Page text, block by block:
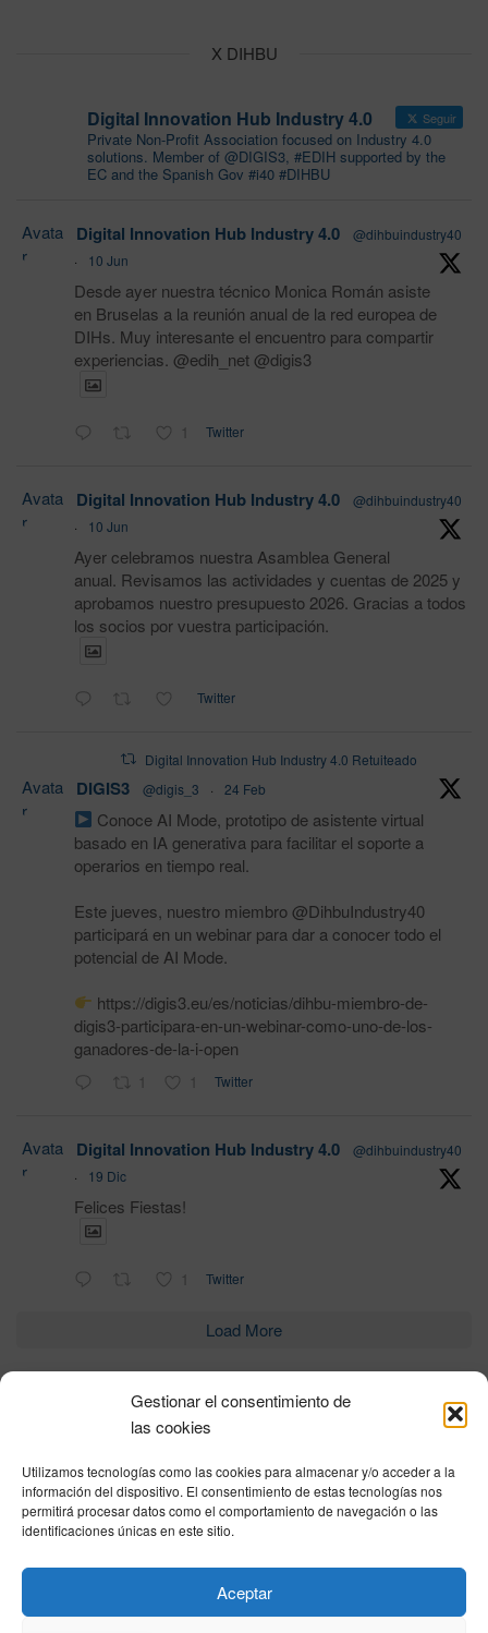
Gestionar el consentimiento de
las cookies
Utilizamos tecnologías como las cookies para almacenar y/o acceder a la
información del dispositivo. El consentimiento de estas tecnologías nos
permitirá procesar datos como el comportamiento de navegación o las
identificaciones únicas en este sitio.
Aceptar
X DIHBU
Digital Innovation Hub Industry 4.0 Seguir
Private Non-Profit Association focused on Industry 4.0
solutions. Member of @DIGIS3, #EDIH supported by the
EC and the Spanish Gov #i40 #DIHBU
Avata
r
Digital Innovation Hub Industry 4.0
@dihbuindustry40
·
10 Jun
Desde ayer nuestra técnico Monica Román asiste
en Bruselas a la reunión anual de la red europea de
DIHs. Muy interesante el encuentro para compartir
experiencias. @edih_net @digis3
1 Twitter
Avata
r
Digital Innovation Hub Industry 4.0
@dihbuindustry40
·
10 Jun
Ayer celebramos nuestra Asamblea General
anual. Revisamos las actividades y cuentas de 2025 y
aprobamos nuestro presupuesto 2026. Gracias a todos
los socios por vuestra participación.
Twitter
Digital Innovation Hub Industry 4.0 Retuiteado
Avata
r
DIGIS3 @digis_3 · 24 Feb
Conoce AI Mode, prototipo de asistente virtual
basado en IA generativa para facilitar el soporte a
operarios en tiempo real.
Este jueves, nuestro miembro @DihbuIndustry40
participará en un webinar para dar a conocer todo el
potencial de AI Mode.
https://digis3.eu/es/noticias/dihbu-miembro-de-
digis3-participara-en-un-webinar-como-uno-de-los-
ganadores-de-la-i-open
1 1 Twitter
Avata
r
Digital Innovation Hub Industry 4.0
@dihbuindustry40
·
19 Dic
Felices Fiestas!
1 Twitter
Load More
HOME
Privacy Policy|Legal Notice |Cookies Policy|DNSH|Home
© DIHBU 2026